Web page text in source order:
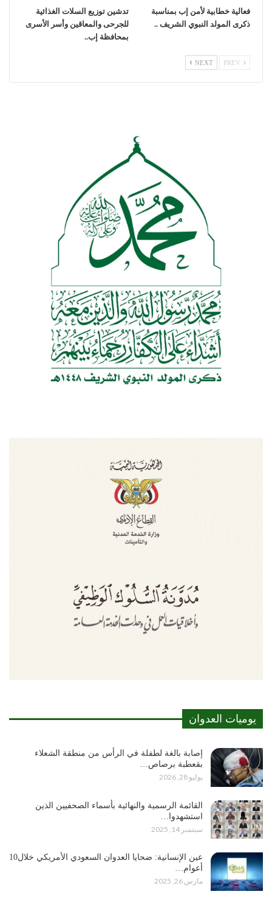
فعالية خطابية لأمن إب بمناسبة
ذكرى المولد النبوي الشريف ..
تدشين توزيع السلات الغذائية
للجرحى والمعاقين وأسر الأسرى
بمحافظة إب..
NEXT
يوميات العدوان
إصابة بالغة لطفلة في الرأس من منطقة الشعلاء
بقعطبة برصاص…
يوليو 28, 2026
القائمة الرسمية والنهائية بأسماء الصحفيين الذين
استشهدوا…
سبتمبر 14, 2025
عين الإنسانية: ضحايا العدوان السعودي الأمريكي خلال10
أعوام…
مارس 26, 2025